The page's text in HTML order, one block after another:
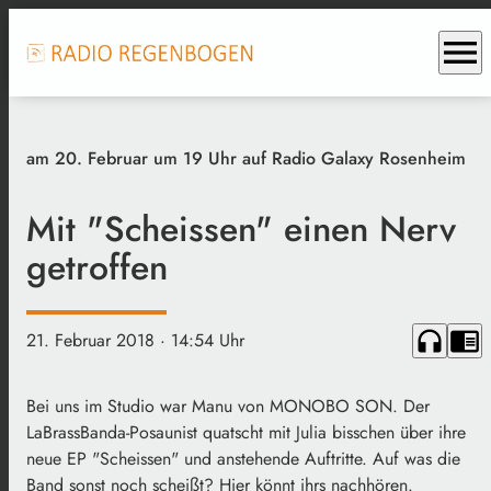
menu
am 20. Februar um 19 Uhr auf Radio Galaxy Rosenheim
Mit "Scheissen" einen Nerv
getroffen
21. Februar 2018 · 14:54 Uhr headphones chrome_reader_mode
Bei uns im Studio war Manu von MONOBO SON. Der
LaBrassBanda-Posaunist quatscht mit Julia bisschen über ihre
neue EP "Scheissen" und anstehende Auftritte. Auf was die
Band sonst noch scheißt? Hier könnt ihrs nachhören.